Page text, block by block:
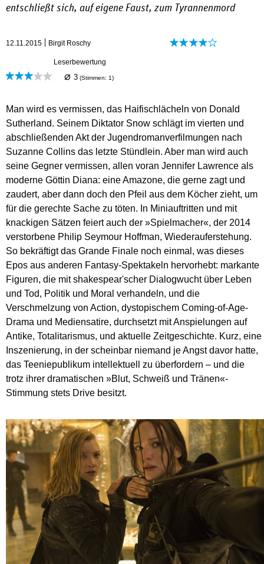
entschließt sich, auf eigene Faust, zum Tyrannenmord
12.11.2015 Birgit Roschy
Leserbewertung
⌀ 3 (Stimmen: 1)
Man wird es vermissen, das Haifischlächeln von Donald
Sutherland. Seinem Diktator Snow schlägt im vierten und
abschließenden Akt der Jugendromanverfilmungen nach
Suzanne Collins das letzte Stündlein. Aber man wird auch
seine Gegner vermissen, allen voran Jennifer Lawrence als
moderne Göttin Diana: eine Amazone, die gerne zagt und
zaudert, aber dann doch den Pfeil aus dem Köcher zieht, um
für die gerechte Sache zu töten. In Miniauftritten und mit
knackigen Sätzen feiert auch der »Spielmacher«, der 2014
verstorbene Philip Seymour Hoffman, Wiederauferstehung.
So bekräftigt das Grande Finale noch einmal, was dieses
Epos aus anderen Fantasy-Spektakeln hervorhebt: markante
Figuren, die mit shakespear'scher Dialogwucht über Leben
und Tod, Politik und Moral verhandeln, und die
Verschmelzung von Action, dystopischem Coming-of-Age-
Drama und Mediensatire, durchsetzt mit Anspielungen auf
Antike, Totalitarismus, und aktuelle Zeitgeschichte. Kurz, eine
Inszenierung, in der scheinbar niemand je Angst davor hatte,
das Teeniepublikum intellektuell zu überfordern – und die
trotz ihrer dramatischen »Blut, Schweiß und Tränen«-
Stimmung stets Drive besitzt.